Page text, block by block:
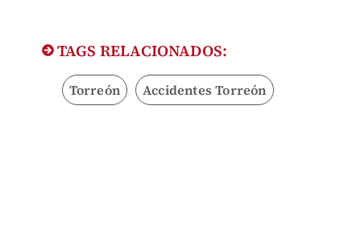
TAGS RELACIONADOS:
Torreón Accidentes Torreón